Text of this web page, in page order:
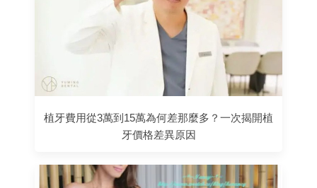
植牙費用從3萬到15萬為何差那麼多？一次揭開植
牙價格差異原因